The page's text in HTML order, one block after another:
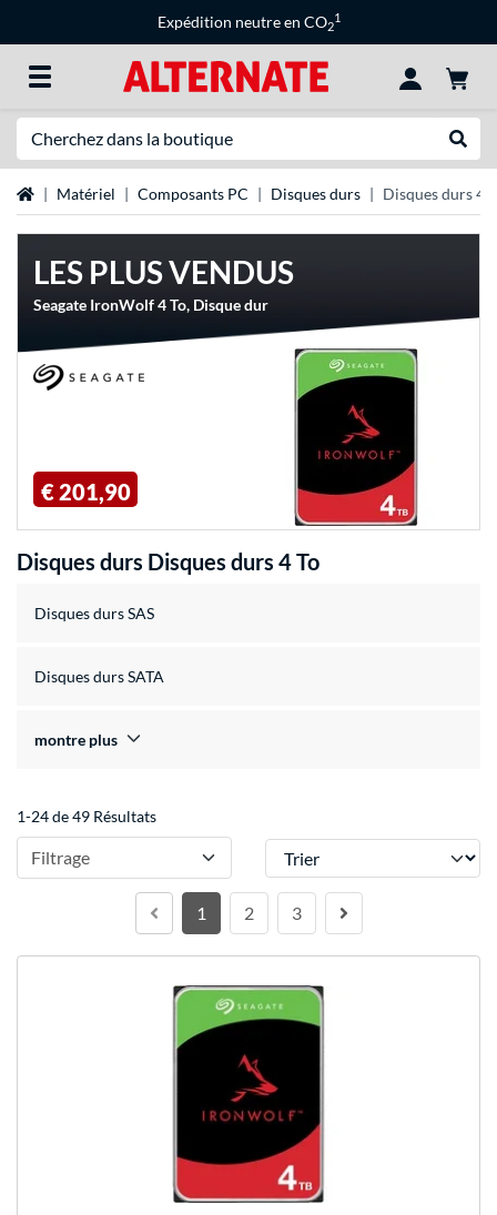
Expédition neutre en CO2
1
Page d'accueil
Matériel Composants PC Disques durs Disques durs 4
LES PLUS VENDUS
Seagate IronWolf 4 To, Disque dur
€ 201,90
Disques durs Disques durs 4 To
Disques durs SAS
Disques durs SATA
montre plus
1-24 de 49 Résultats
Filtrage Trier
1 2 3